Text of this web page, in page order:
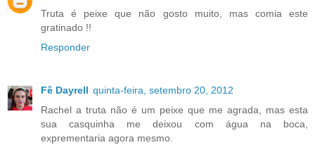
Truta é peixe que não gosto muito, mas comia este
gratinado !!
Responder
Fê Dayrell quinta-feira, setembro 20, 2012
Rachel a truta não é um peixe que me agrada, mas esta
sua casquinha me deixou com água na boca,
exprementaria agora mesmo.